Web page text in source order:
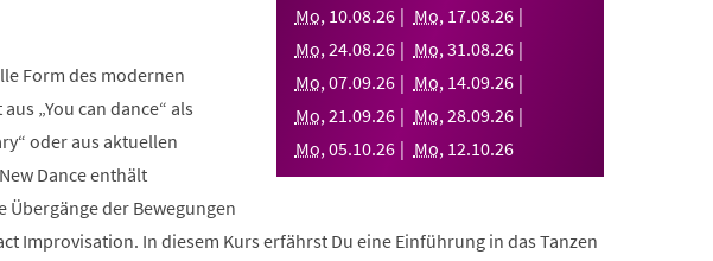
Mo, 10.08.26 Mo, 17.08.26
Mo,24.08.26 Mo,31.08.26
Mo,07.09.26 Mo, 14.09.26
Mo,21.09.26 Mo,28.09.26
Mo,05.10.26 Mo, 12.10.26
Form des modernen
„You can dance“ als
oder aus aktuellen
Dance enthält
der Bewegungen
Improvisation. In diesem Kurs erfährst Du eine Einführung in das Tanzen